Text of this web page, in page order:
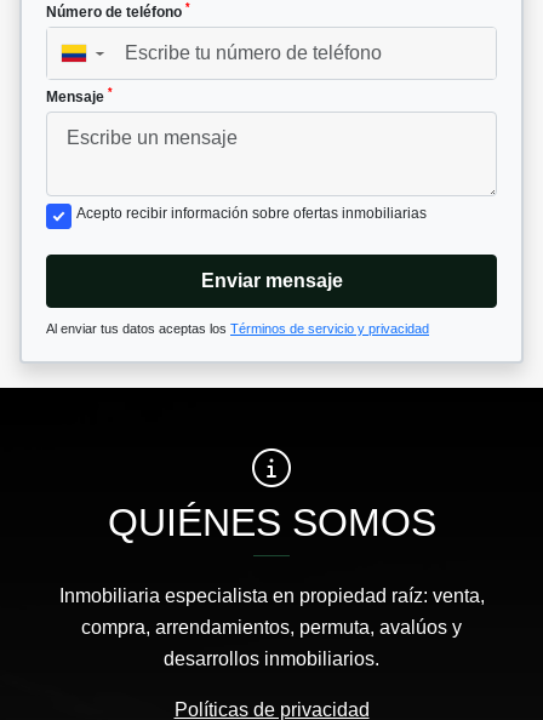
Número de teléfono *
▼
Mensaje *
Acepto recibir información sobre ofertas inmobiliarias
Enviar mensaje
Al enviar tus datos aceptas los Términos de servicio y privacidad
QUIÉNES SOMOS
Inmobiliaria especialista en propiedad raíz: venta,
compra, arrendamientos, permuta, avalúos y
desarrollos inmobiliarios.
Políticas de privacidad